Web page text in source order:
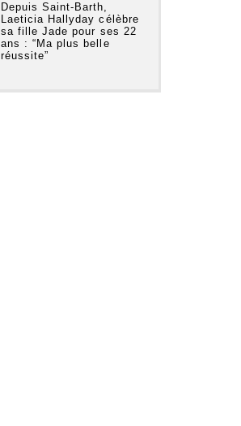
Depuis Saint-Barth,
Laeticia Hallyday célèbre
sa fille Jade pour ses 22
ans : “Ma plus belle
réussite”